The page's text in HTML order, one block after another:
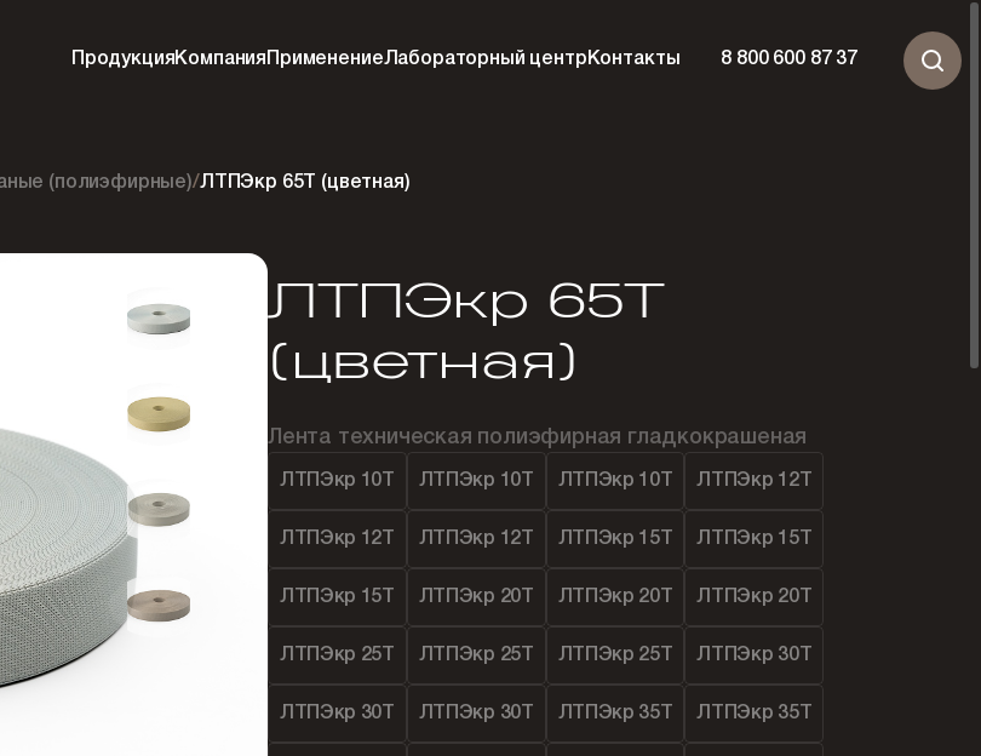
Продукция Компания ПрименениеЛабораторный центр Контакты 8 800 600 87 37
(полиэфирные)/ЛТПЭкр 65Т (цветная)
ЛТПЭкр 65Т
(цветная)
Лента техническая полиэфирная гладкокрашеная
ЛТПЭкр 10Т ЛТПЭкр 10Т ЛТПЭкр 10Т ЛТПЭкр 12Т
ЛТПЭкр 12Т ЛТПЭкр 12Т ЛТПЭкр 15Т ЛТПЭкр 15Т
ЛТПЭкр 15Т ЛТПЭкр 20Т ЛТПЭкр 20Т ЛТПЭкр 20Т
ЛТПЭкр 25Т ЛТПЭкр 25Т ЛТПЭкр 25Т ЛТПЭкр 30Т
ЛТПЭкр 30Т ЛТПЭкр 30Т ЛТПЭкр 35Т ЛТПЭкр 35Т